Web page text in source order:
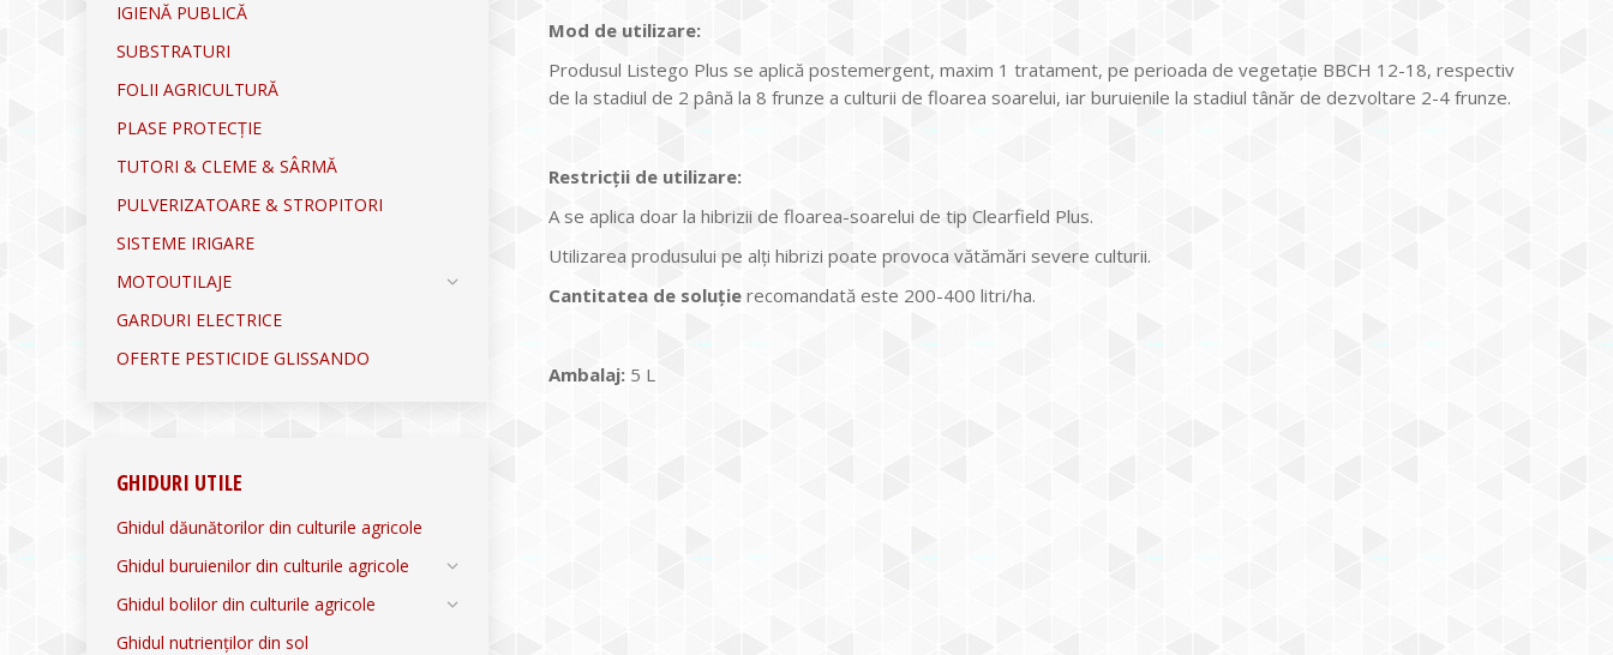
Mod de utilizare:
Produsul Listego Plus se aplică postemergent, maxim 1 tratament, pe perioada de vegetaţie BBCH 12-18, respectiv
de la stadiul de 2 până la 8 frunze a culturii de floarea soarelui, iar buruienile la stadiul tânăr de dezvoltare 2-4 frunze.
Restricții de utilizare:
A se aplica doar la hibrizii de floarea-soarelui de tip Clearfield Plus.
Utilizarea produsului pe alţi hibrizi poate provoca vătămări severe culturii.
Cantitatea de soluţie recomandată este 200-400 litri/ha.
Ambalaj: 5 L
IGIENĂ PUBLICĂ
SUBSTRATURI
FOLII AGRICULTURĂ
PLASE PROTECȚIE
TUTORI & CLEME & SÂRMĂ
PULVERIZATOARE & STROPITORI
SISTEME IRIGARE
MOTOUTILAJE
GARDURI ELECTRICE
OFERTE PESTICIDE GLISSANDO
GHIDURI UTILE
Ghidul dăunătorilor din culturile agricole
Ghidul buruienilor din culturile agricole
Ghidul bolilor din culturile agricole
Ghidul nutrienților din sol